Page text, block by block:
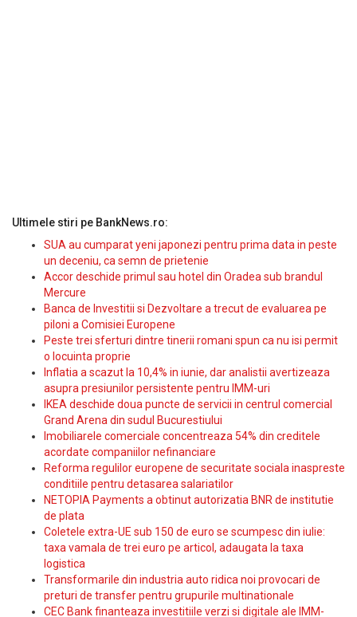
Ultimele stiri pe BankNews.ro:
SUA au cumparat yeni japonezi pentru prima data in peste
un deceniu, ca semn de prietenie
Accor deschide primul sau hotel din Oradea sub brandul
Mercure
Banca de Investitii si Dezvoltare a trecut de evaluarea pe
piloni a Comisiei Europene
Peste trei sferturi dintre tinerii romani spun ca nu isi permit
o locuinta proprie
Inflatia a scazut la 10,4% in iunie, dar analistii avertizeaza
asupra presiunilor persistente pentru IMM-uri
IKEA deschide doua puncte de servicii in centrul comercial
Grand Arena din sudul Bucurestiului
Imobiliarele comerciale concentreaza 54% din creditele
acordate companiilor nefinanciare
Reforma regulilor europene de securitate sociala inaspreste
conditiile pentru detasarea salariatilor
NETOPIA Payments a obtinut autorizatia BNR de institutie
de plata
Coletele extra-UE sub 150 de euro se scumpesc din iulie:
taxa vamala de trei euro pe articol, adaugata la taxa
logistica
Transformarile din industria auto ridica noi provocari de
preturi de transfer pentru grupurile multinationale
CEC Bank finanteaza investitiile verzi si digitale ale IMM-